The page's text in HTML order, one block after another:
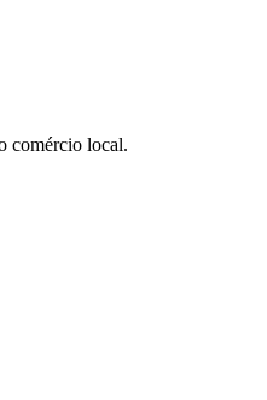
comércio local.